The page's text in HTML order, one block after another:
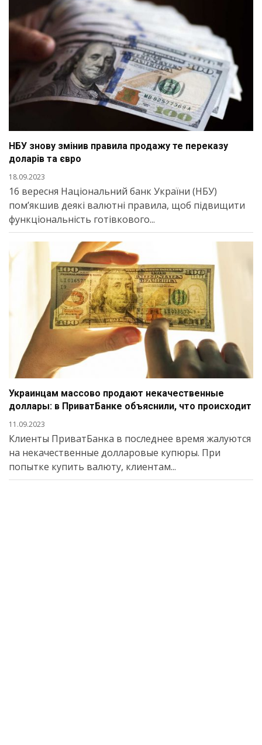
НБУ знову змінив правила продажу те переказу
доларів та євро
18.09.2023
16 вересня Національний банк України (НБУ)
пом’якшив деякі валютні правила, щоб підвищити
функціональність готівкового...
Украинцам массово продают некачественные
доллары: в ПриватБанке объяснили, что происходит
11.09.2023
Клиенты ПриватБанка в последнее время жалуются
на некачественные долларовые купюры. При
попытке купить валюту, клиентам...